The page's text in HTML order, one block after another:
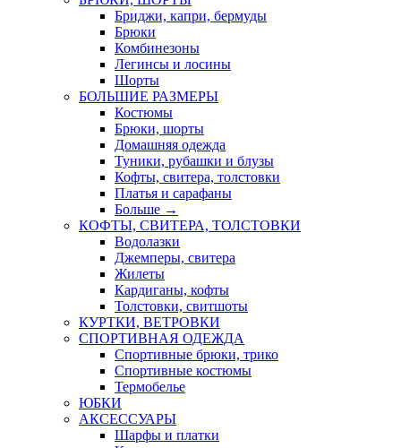
Бриджи, капри, бермуды
Брюки
Комбинезоны
Легинсы и лосины
Шорты
БОЛЬШИЕ РАЗМЕРЫ
Костюмы
Брюки, шорты
Домашняя одежда
Туники, рубашки и блузы
Кофты, свитера, толстовки
Платья и сарафаны
Больше →
КОФТЫ, СВИТЕРА, ТОЛСТОВКИ
Водолазки
Джемперы, свитера
Жилеты
Кардиганы, кофты
Толстовки, свитшоты
КУРТКИ, ВЕТРОВКИ
СПОРТИВНАЯ ОДЕЖДА
Спортивные брюки, трико
Спортивные костюмы
Термобелье
ЮБКИ
AКСЕССУАРЫ
Шарфы и платки